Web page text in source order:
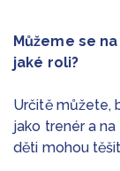
Můžeme se
jaké roli?
Určitě můžete,
jako trenér a
děti mohou